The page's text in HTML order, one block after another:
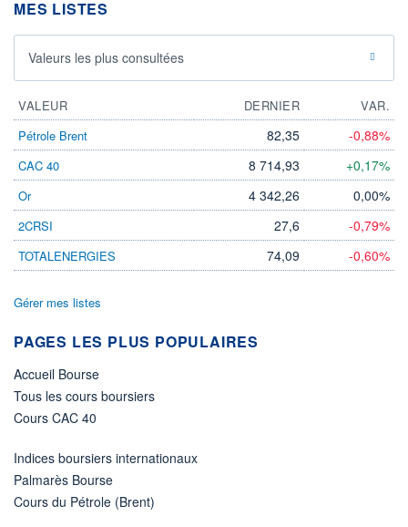
MES LISTES
Valeurs les plus consultées
VALEUR DERNIER
VAR.
Pétrole Brent
82,35 -0,88%
CAC 40 8 714,93 +0,17%
Or 4 342,26 0,00%
2CRSI 27,6 -0,79%
TOTALENERGIES 74,09 -0,60%
Gérer mes listes
PAGES LES PLUS POPULAIRES
Accueil Bourse
Tous les cours boursiers
Cours CAC 40
Indices boursiers internationaux
Palmarès Bourse
Cours du Pétrole (Brent)